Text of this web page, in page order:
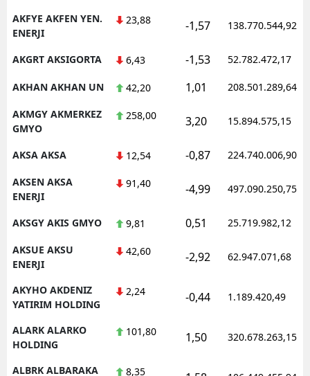
AKFYE AKFEN YEN.
ENERJI
23,88 -1,57 138.770.544,92
AKGRT AKSIGORTA 6,43 -1,53 52.782.472,17
AKHAN AKHAN UN 42,20 1,01 208.501.289,64
AKMGY AKMERKEZ
GMYO
258,00 3,20 15.894.575,15
AKSA AKSA 12,54 -0,87 224.740.006,90
AKSEN AKSA
ENERJI
91,40 -4,99 497.090.250,75
AKSGY AKIS GMYO 9,81 0,51 25.719.982,12
AKSUE AKSU
ENERJI
42,60 -2,92 62.947.071,68
AKYHO AKDENIZ
YATIRIM HOLDING
2,24 -0,44 1.189.420,49
ALARK ALARKO
HOLDING
101,80 1,50 320.678.263,15
ALBRK ALBARAKA
8,35